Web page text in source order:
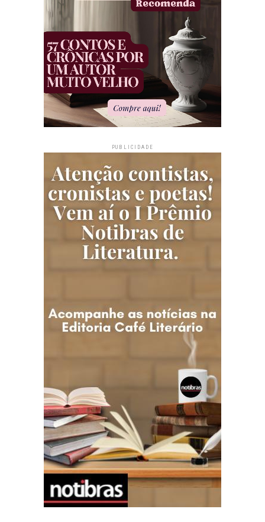
PUBLICIDADE